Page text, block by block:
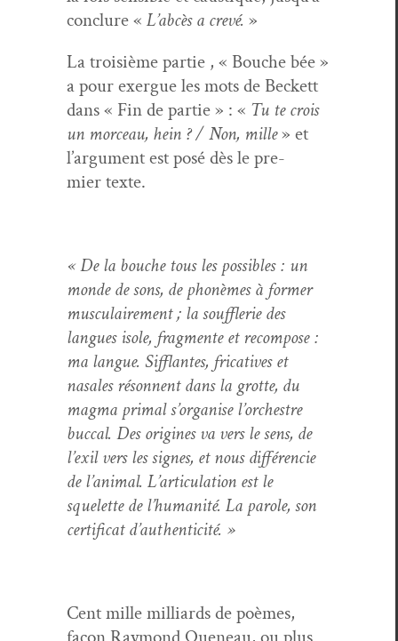
con­clure « L’abcès a crevé. »
La troisième par­tie , « Bouche bée »
a pour exer­gue les mots de Beck­ett
dans « Fin de par­tie » : « Tu te crois
un morceau, hein ? / Non, mille» et
l’ar­gu­ment est posé dès le pre­
mier texte.
« De la bouche tous les pos­si­bles : un
monde de sons, de phonèmes à for­mer
mus­cu­laire­ment ; la souf­flerie des
langues isole, frag­mente et recom­pose :
ma langue. Sif­flantes, frica­tives et
nasales réson­nent dans la grotte, du
mag­ma pri­mal s’or­gan­ise l’orchestre
buc­cal. Des orig­ines va vers le sens, de
l’ex­il vers les signes, et nous dif­féren­cie
de l’an­i­mal. L’ar­tic­u­la­tion est le
squelette de l’hu­man­ité. La parole, son
cer­ti­fi­cat d’authenticité. »
Cent mille mil­liards de poèmes,